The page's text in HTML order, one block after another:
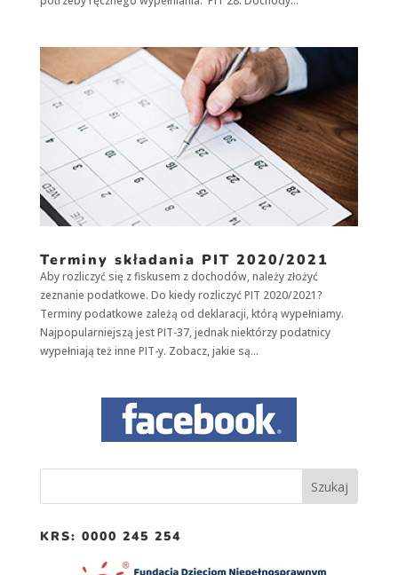
Terminy składania PIT 2020/2021
Aby rozliczyć się z fiskusem z dochodów, należy złożyć
zeznanie podatkowe. Do kiedy rozliczyć PIT 2020/2021?
Terminy podatkowe zależą od deklaracji, którą wypełniamy.
Najpopularniejszą jest PIT-37, jednak niektórzy podatnicy
wypełniają też inne PIT-y. Zobacz, jakie są...
KRS: 0000 245 254
internetowa
działała jak
najlepiej podczas
twojego przejścia
na nią. Jeśli
odrzucisz te pliki
cookie, niektóre
funkcje znikną
ze strony
internetowej.
Udostępniając
swoje
zainteresowania i
zachowania
podczas
odwiedzania naszej
strony, zwiększasz
spersonalizowanych
treści i ofert.